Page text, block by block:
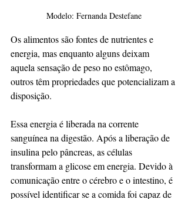
Modelo: Fernanda Destefane
Os alimentos são fontes de nutrientes e
energia, mas enquanto alguns deixam
aquela sensação de peso no estômago,
outros têm propriedades que potencializam a
disposição.
Essa energia é liberada na corrente
sanguínea na digestão. Após a liberação de
insulina pelo pâncreas, as células
transformam a glicose em energia. Devido à
comunicação entre o cérebro e o intestino, é
possível identificar se a comida foi capaz de